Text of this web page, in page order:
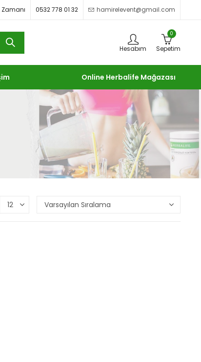
0532 778 01 32 hamirelevent@gmail.com
Hesabım
0
Sepetim
Online Herbalife Mağazası